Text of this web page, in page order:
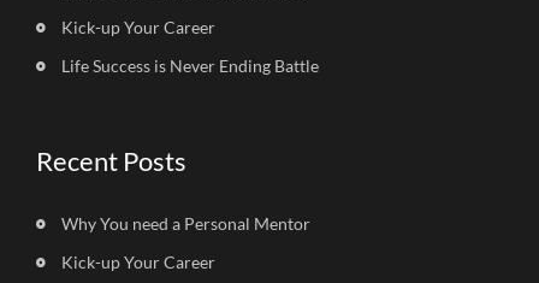
Kick-up Your Career
Life Success is Never Ending Battle
Recent Posts
Why You need a Personal Mentor
Kick-up Your Career